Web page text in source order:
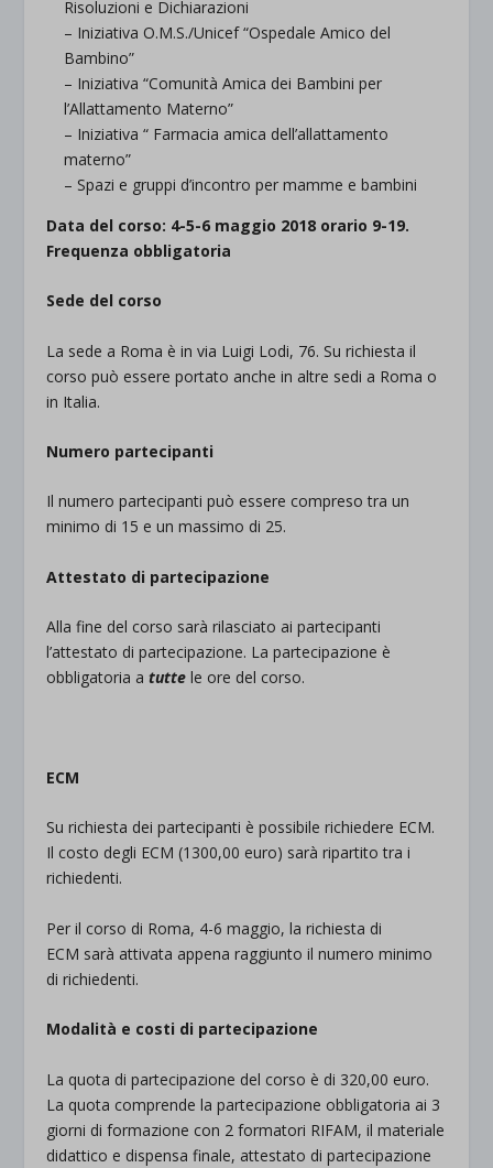
Risoluzioni e Dichiarazioni
– Iniziativa O.M.S./Unicef “Ospedale Amico del
Bambino”
– Iniziativa “Comunità Amica dei Bambini per
l’Allattamento Materno”
– Iniziativa “ Farmacia amica dell’allattamento
materno”
– Spazi e gruppi d’incontro per mamme e bambini
Data del corso: 4-5-6 maggio 2018 orario 9-19.
Frequenza obbligatoria
Sede del corso
La sede a Roma è in via Luigi Lodi, 76. Su richiesta il
corso può essere portato anche in altre sedi a Roma o
in Italia.
Numero partecipanti
Il numero partecipanti può essere compreso tra un
minimo di 15 e un massimo di 25.
Attestato di partecipazione
Alla fine del corso sarà rilasciato ai partecipanti
l’attestato di partecipazione. La partecipazione è
obbligatoria atutte le ore del corso.
ECM
Su richiesta dei partecipanti è possibile richiedere ECM.
Il costo degli ECM (1300,00 euro) sarà ripartito tra i
richiedenti.
Per il corso di Roma, 4-6 maggio, la richiesta di
ECM sarà attivata appena raggiunto il numero minimo
di richiedenti.
Modalità e costi di partecipazione
La quota di partecipazione del corso è di 320,00 euro.
La quota comprende la partecipazione obbligatoria ai 3
giorni di formazione con 2 formatori RIFAM, il materiale
didattico e dispensa finale, attestato di partecipazione